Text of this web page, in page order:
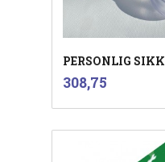
PERSONLIG
Pris
308,75inkl.
mva.